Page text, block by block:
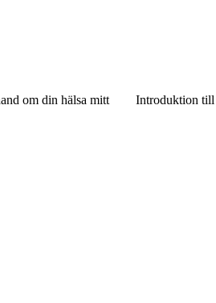
om din hälsa mitt
Introduktion till